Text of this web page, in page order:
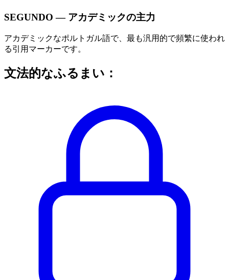
SEGUNDO — アカデミックの主力
アカデミックなポルトガル語で、最も汎用的で頻繁に使われ
る引用マーカーです。
文法的なふるまい：